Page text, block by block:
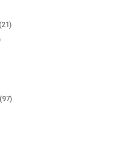
(21)
(97)